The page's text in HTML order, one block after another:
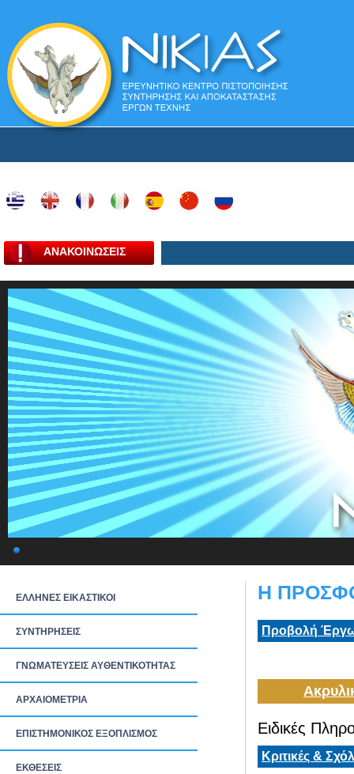
ΑΝΑΚΟΙΝΩΣΕΙΣ
ΕΛΛΗΝΕΣ ΕΙΚΑΣΤΙΚΟΙ
ΣΥΝΤΗΡΗΣΕΙΣ
ΓΝΩΜΑΤΕΥΣΕΙΣ ΑΥΘΕΝΤΙΚΟΤΗΤΑΣ
ΑΡΧΑΙΟΜΕΤΡΙΑ
ΕΠΙΣΤΗΜΟΝΙΚΟΣ ΕΞΟΠΛΙΣΜΟΣ
ΕΚΘΕΣΕΙΣ
Η
Προβολή
Ειδικές
Κριτικές &